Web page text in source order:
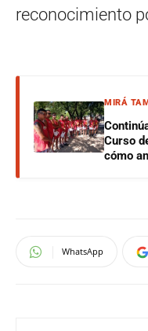
reconocimiento
MIRÁ
Curso
cómo
WhatsApp